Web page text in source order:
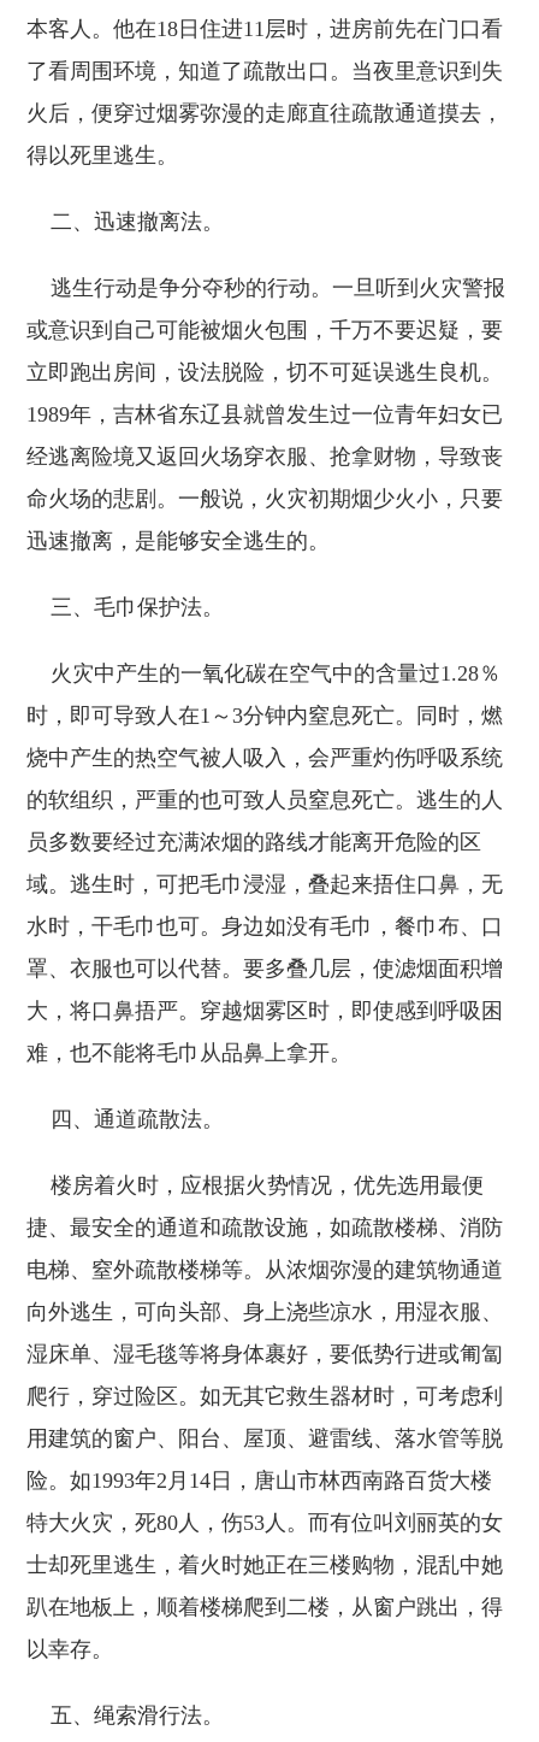
本客人。他在18日住进11层时，进房前先在门口看
了看周围环境，知道了疏散出口。当夜里意识到失
火后，便穿过烟雾弥漫的走廊直往疏散通道摸去，
得以死里逃生。
二、迅速撤离法。
逃生行动是争分夺秒的行动。一旦听到火灾警报
或意识到自己可能被烟火包围，千万不要迟疑，要
立即跑出房间，设法脱险，切不可延误逃生良机。
1989年，吉林省东辽县就曾发生过一位青年妇女已
经逃离险境又返回火场穿衣服、抢拿财物，导致丧
命火场的悲剧。一般说，火灾初期烟少火小，只要
迅速撤离，是能够安全逃生的。
三、毛巾保护法。
火灾中产生的一氧化碳在空气中的含量过1.28％
时，即可导致人在1～3分钟内窒息死亡。同时，燃
烧中产生的热空气被人吸入，会严重灼伤呼吸系统
的软组织，严重的也可致人员窒息死亡。逃生的人
员多数要经过充满浓烟的路线才能离开危险的区
域。逃生时，可把毛巾浸湿，叠起来捂住口鼻，无
水时，干毛巾也可。身边如没有毛巾，餐巾布、口
罩、衣服也可以代替。要多叠几层，使滤烟面积增
大，将口鼻捂严。穿越烟雾区时，即使感到呼吸困
难，也不能将毛巾从品鼻上拿开。
四、通道疏散法。
楼房着火时，应根据火势情况，优先选用最便
捷、最安全的通道和疏散设施，如疏散楼梯、消防
电梯、窒外疏散楼梯等。从浓烟弥漫的建筑物通道
向外逃生，可向头部、身上浇些凉水，用湿衣服、
湿床单、湿毛毯等将身体裹好，要低势行进或匍匐
爬行，穿过险区。如无其它救生器材时，可考虑利
用建筑的窗户、阳台、屋顶、避雷线、落水管等脱
险。如1993年2月14日，唐山市林西南路百货大楼
特大火灾，死80人，伤53人。而有位叫刘丽英的女
士却死里逃生，着火时她正在三楼购物，混乱中她
趴在地板上，顺着楼梯爬到二楼，从窗户跳出，得
以幸存。
五、绳索滑行法。